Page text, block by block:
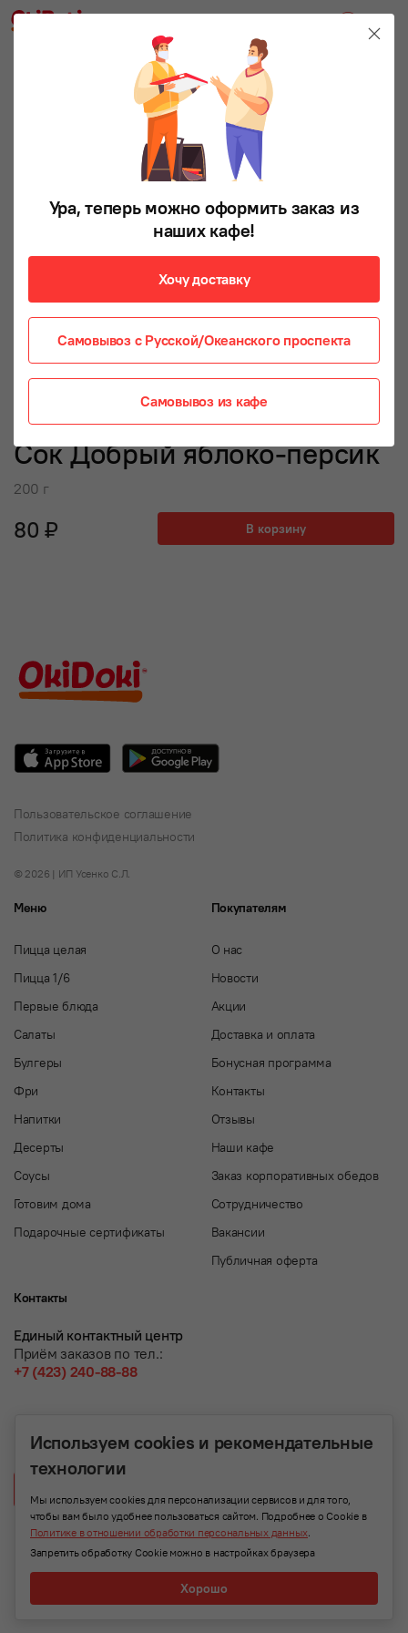
Сок Добрый яблоко-персик
200 г
80 ₽ В корзину
Пользовательское соглашение
Политика конфиденциальности
© 2026 | ИП Усенко С.Л.
Меню
Пицца целая
Пицца 1/6
Первые блюда
Салаты
Булгеры
Фри
Напитки
Десерты
Соусы
Готовим дома
Подарочные сертификаты
Покупателям
О нас
Новости
Акции
Доставка и оплата
Бонусная программа
Контакты
Отзывы
Наши кафе
Заказ корпоративных обедов
Сотрудничество
Вакансии
Публичная оферта
Контакты
Единый контактный центр
Приём заказов по тел.:
+7 (423) 240-88-88
Ура, теперь можно оформить заказ из
наших кафе!
Хочу доставку
Самовывоз с Русской/Океанского проспекта
Самовывоз из кафе
Используем cookies и рекомендательные
технологии
Мы используем cookies для персонализации сервисов и для того,
чтобы вам было удобнее пользоваться сайтом. Подробнее о Cookie в
Политике в отношении обработки персональных данных.
Запретить обработку Cookie можно в настройках браузера
Хорошо